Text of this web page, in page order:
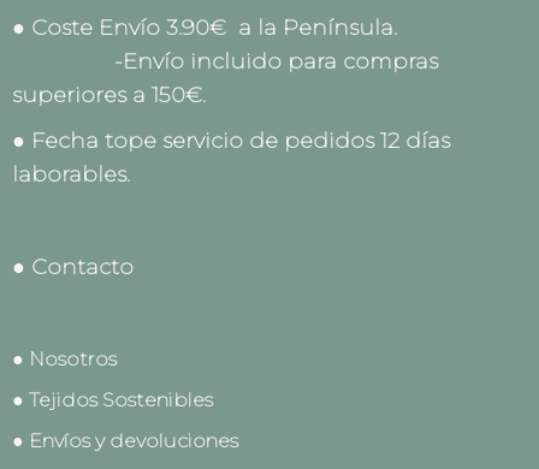
● Coste Envío 3.90€ a la Península.
-Envío incluido para compras
superiores a 150€.
● Fecha tope servicio de pedidos 12 días
laborables.
● Contacto
● Nosotros
● Tejidos Sostenibles
● Envíos y devoluciones